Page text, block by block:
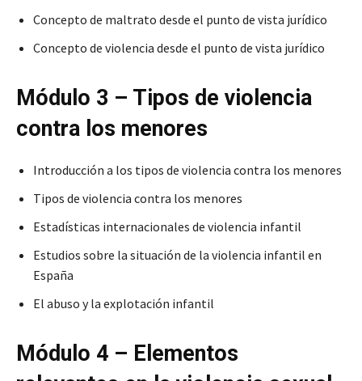
Concepto de maltrato desde el punto de vista jurídico
Concepto de violencia desde el punto de vista jurídico
Módulo 3 – Tipos de violencia
contra los menores
Introducción a los tipos de violencia contra los menores
Tipos de violencia contra los menores
Estadísticas internacionales de violencia infantil
Estudios sobre la situación de la violencia infantil en
España
El abuso y la explotación infantil
Módulo 4 – Elementos